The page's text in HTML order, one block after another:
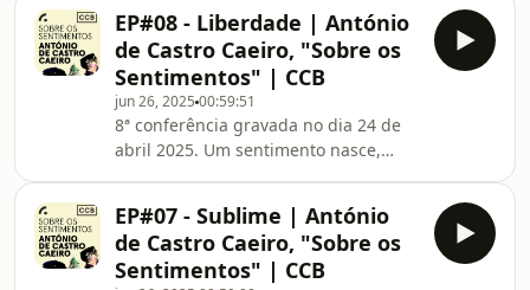
especialistas como de nós próprios
através de uma pessoa ou de uma
circunstância, alegrando-nos ou
entristecendo-nos. Mas não só
provoca impressões: também nos faz
compreender quem somos. Nenhum
sentimento é cego: faz ver e admite
várias interpretações, tanto de
especialistas como de nós próprios.
EP#08 - Liberdade | António
de Castro Caeiro, "Sobre os
Sentimentos" | CCB
jun 26, 2025 00:59:51
8ª conferência gravada no dia 24 de
abril 2025. Um sentimento nasce,
através de uma pessoa ou de uma
circunstância, alegrando-nos ou
entristecendo-nos. Mas não só
EP#07 - Sublime | António
de Castro Caeiro, "Sobre os
Sentimentos" | CCB